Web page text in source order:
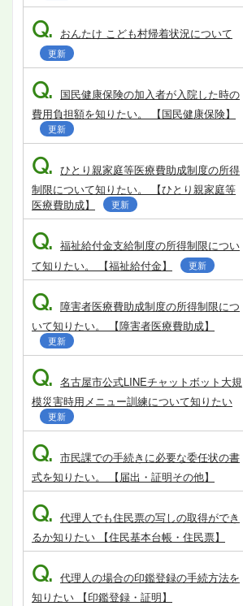
Q. おんたけ こども村帰着状況について
更新
Q. 国民健康保険の加入者が入院した時の
費用負担額を知りたい。 【国民健康保険】
更新
Q. ひとり親家庭等医療費助成制度の所得
制限について知りたい。 【ひとり親家庭等
医療費助成】
更新
Q. 福祉給付金支給制度の所得制限につい
て知りたい。 【福祉給付金】
更新
Q. 障害者医療費助成制度の所得制限につ
いて知りたい。 【障害者医療費助成】
更新
Q. 名古屋市公式LINEチャットボット大規
模災害時用メニュー訓練について知りたい
更新
Q. 市民課での手続きに必要な委任状の書
式を知りたい。 【届出・証明その他】
Q. 代理人でも住民票の写しの取得ができ
るか知りたい 【住民基本台帳・住民票】
Q. 代理人の場合の印鑑登録の手続方法を
知りたい 【印鑑登録・証明】